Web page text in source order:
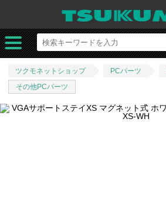
ツクモネットショップ PCパーツ
その他PCパーツ